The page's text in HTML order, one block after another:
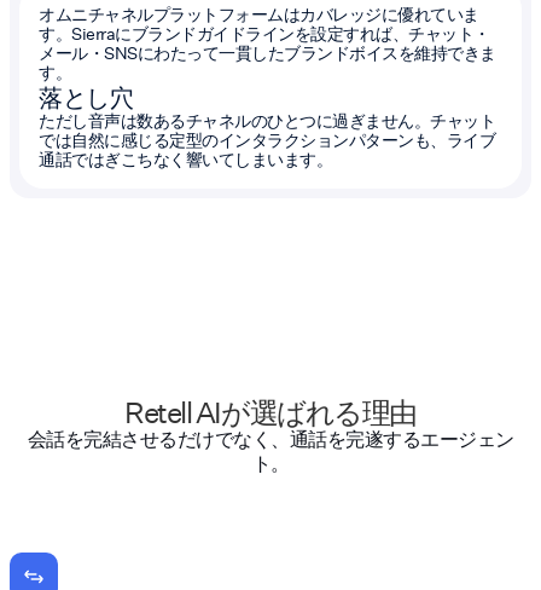
オムニチャネルプラットフォームはカバレッジに優れていま
す。Sierraにブランドガイドラインを設定すれば、チャット・
メール・SNSにわたって一貫したブランドボイスを維持できま
す。
落とし穴
ただし音声は数あるチャネルのひとつに過ぎません。チャット
では自然に感じる定型のインタラクションパターンも、ライブ
通話ではぎこちなく響いてしまいます。
Retell AIが選ばれる理由
会話を完結させるだけでなく、通話を完遂するエージェン
ト。